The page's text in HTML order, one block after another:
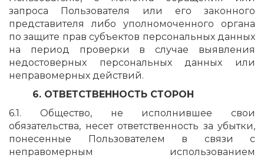
запроса Пользователя или его законного
представителя либо уполномоченного органа
по защите прав субъектов персональных данных
на период проверки в случае выявления
недостоверных персональных данных или
неправомерных действий.
6. ОТВЕТСТВЕННОСТЬ СТОРОН
6.1. Общество, не исполнившее свои
обязательства, несет ответственность за убытки,
понесенные Пользователем в связи с
неправомерным использованием